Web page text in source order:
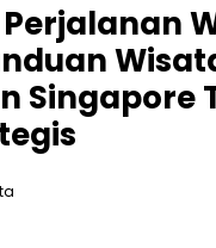
Singapore